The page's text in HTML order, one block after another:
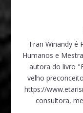
Fran Winandy é
Humanos e
autora do livro
velho
https://
consultora,